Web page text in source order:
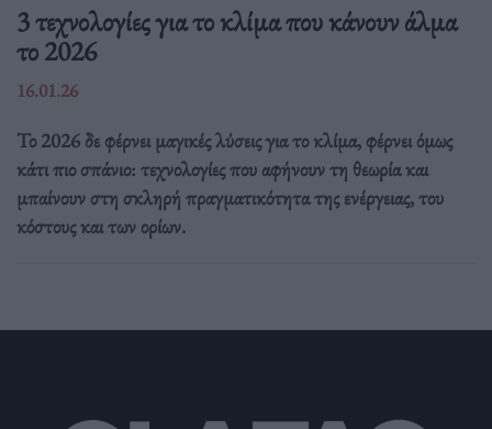
3 τεχνολογίες για το κλίμα που κάνουν άλμα
το 2026
16.01.26
Το 2026 δε φέρνει μαγικές λύσεις για το κλίμα, φέρνει όμως
κάτι πιο σπάνιο: τεχνολογίες που αφήνουν τη θεωρία και
μπαίνουν στη σκληρή πραγματικότητα της ενέργειας, του
κόστους και των ορίων.